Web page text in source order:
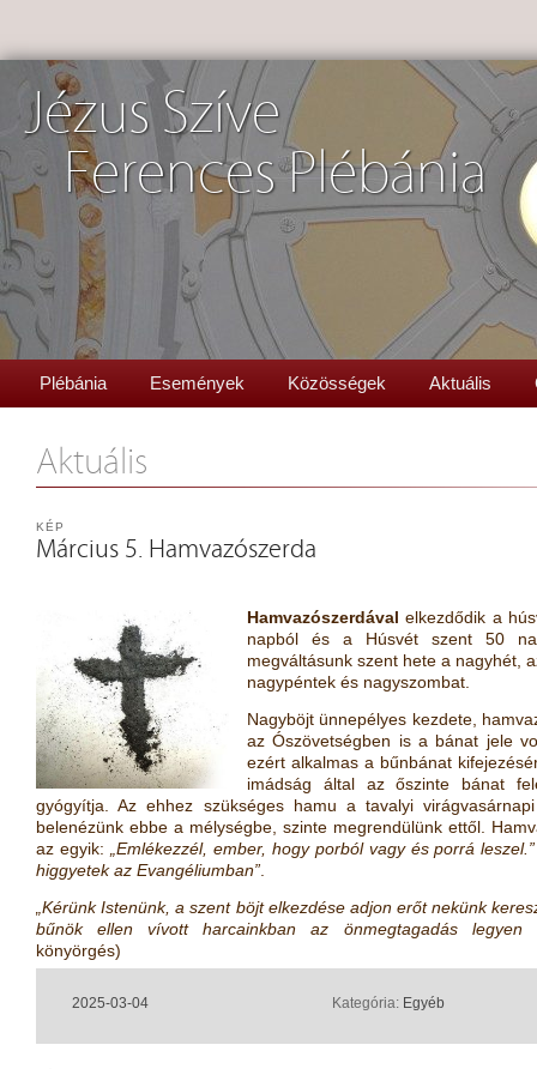
Jézus Szíve
Ferences Plébánia
Plébánia Események Közösségek Aktuális
Aktuális
Március 5. Hamvazószerda
KÉP
Hamvazószerdávalelkezdődik a
napból és a Húsvét szent 50
megváltásunk szent hete a nagyhét,
nagypéntek és nagyszombat.
Nagyböjt ünnepélyes kezdete,
az Ószövetségben is a bánat jele
ezért alkalmas a bűnbánat
imádság által az őszinte bánat
gyógyítja. Az ehhez szükséges hamu a tavalyi
belenézünk ebbe a mélységbe, szinte megrendülünk ettől.
az egyik:
„Emlékezzél, ember, hogy porból vagy és porrá leszel.”
higgyetek az Evangéliumban”
„Kérünk Istenünk, a szent böjt elkezdése adjon erőt nekünk
bűnök ellen vívott harcainkban az önmegtagadás legyen
könyörgés)
2025-03-04 Kategória: Egyéb